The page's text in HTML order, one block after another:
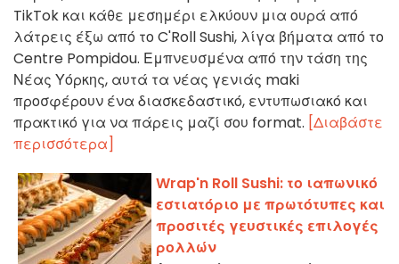
TikTok και κάθε μεσημέρι ελκύουν μια ουρά από
λάτρεις έξω από το C'Roll Sushi, λίγα βήματα από το
Centre Pompidou. Εμπνευσμένα από την τάση της
Νέας Υόρκης, αυτά τα νέας γενιάς maki
προσφέρουν ένα διασκεδαστικό, εντυπωσιακό και
πρακτικό για να πάρεις μαζί σου format. [Διαβάστε
περισσότερα]
Wrap'n Roll Sushi: το ιαπωνικό
εστιατόριο με πρωτότυπες και
προσιτές γευστικές επιλογές
ρολλών